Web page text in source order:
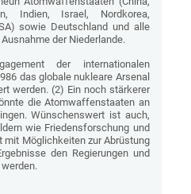
Indien, Israel, Nordkorea,
sowie Deutschland und alle
der Niederlande.
der internationalen
das globale nukleare Arsenal
werden. (2) Ein noch stärkerer
die Atomwaffenstaaten an
Wünschenswert ist auch,
wie Friedensforschung und
mit Möglichkeiten zur Abrüstung
den Regierungen und